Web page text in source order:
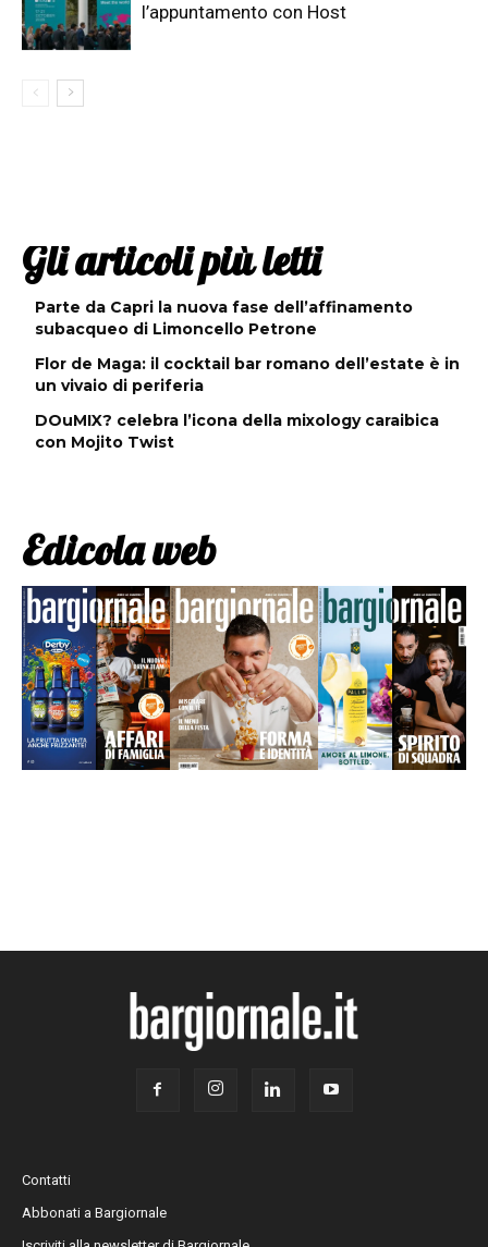
l’appuntamento con Host
Gli articoli più letti
Parte da Capri la nuova fase dell’affinamento
subacqueo di Limoncello Petrone
Flor de Maga: il cocktail bar romano dell’estate è in
un vivaio di periferia
DOuMIX? celebra l’icona della mixology caraibica
con Mojito Twist
Edicola web
Contatti
Abbonati a Bargiornale